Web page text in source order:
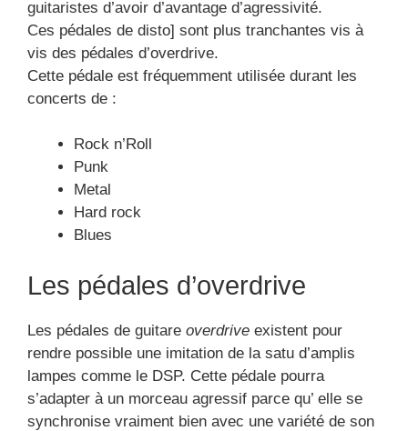
guitaristes d’avoir d’avantage d’agressivité.
Ces pédales de disto] sont plus tranchantes vis à
vis des pédales d’overdrive.
Cette pédale est fréquemment utilisée durant les
concerts de :
Rock n’Roll
Punk
Metal
Hard rock
Blues
Les pédales d’overdrive
Les pédales de guitare overdrive existent pour
rendre possible une imitation de la satu d’amplis
lampes comme le DSP. Cette pédale pourra
s’adapter à un morceau agressif parce qu’ elle se
synchronise vraiment bien avec une variété de son